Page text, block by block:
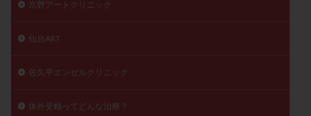
京野アートクリニック
仙台ART
佐久平エンゼルクリニック
体外受精ってどんな治療？